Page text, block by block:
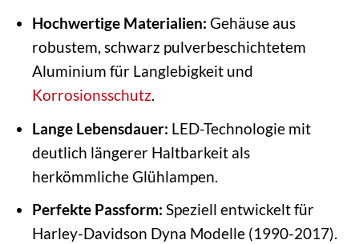
Hochwertige Materialien: Gehäuse aus
robustem, schwarz pulverbeschichtetem
Aluminium für Langlebigkeit und
Korrosionsschutz.
Lange Lebensdauer: LED-Technologie mit
deutlich längerer Haltbarkeit als
herkömmliche Glühlampen.
Perfekte Passform: Speziell entwickelt für
Harley-Davidson Dyna Modelle (1990-2017).